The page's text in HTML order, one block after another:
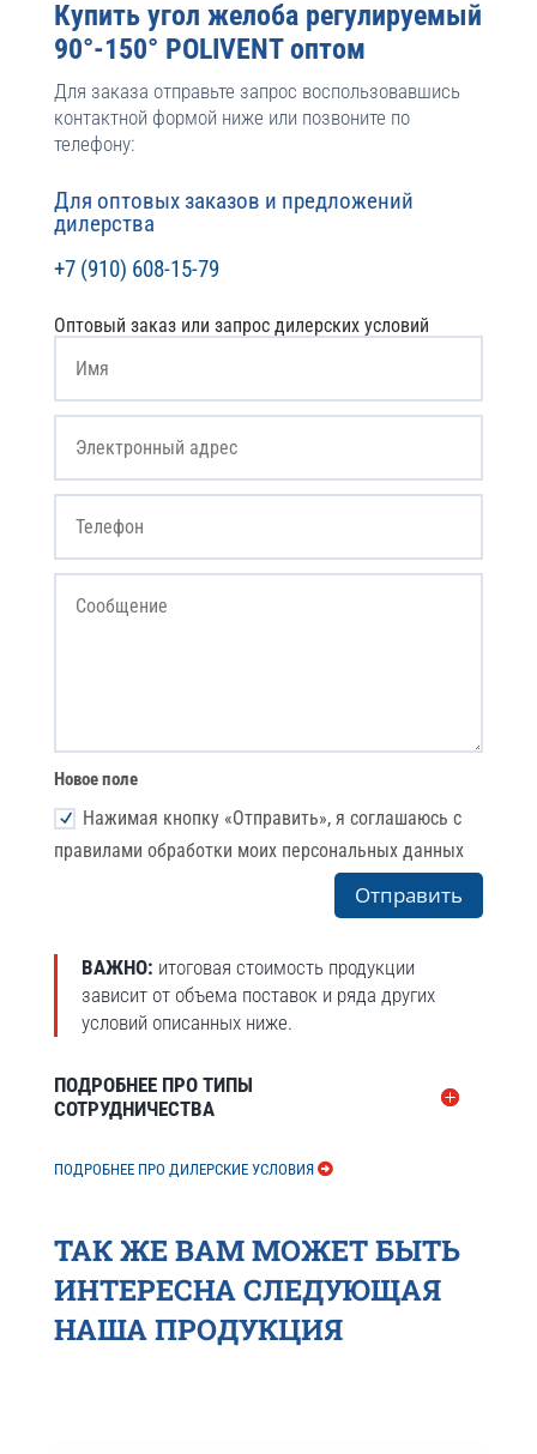
Купить угол желоба регулируемый
90°-150° POLIVENT оптом
Для заказа отправьте запрос воспользовавшись
контактной формой ниже или позвоните по
телефону:
Для оптовых заказов и предложений
дилерства
+7 (910) 608-15-79
Оптовый заказ или запрос дилерских условий
Новое поле
Нажимая кнопку «Отправить», я соглашаюсь с
правилами обработки моих персональных данных
Отправить
ВАЖНО: итоговая стоимость продукции
зависит от объема поставок и ряда других
условий описанных ниже.
ПОДРОБНЕЕ ПРО ТИПЫ
СОТРУДНИЧЕСТВА
ПОДРОБНЕЕ ПРО ДИЛЕРСКИЕ УСЛОВИЯ
ТАК ЖЕ ВАМ МОЖЕТ БЫТЬ
ИНТЕРЕСНА СЛЕДУЮЩАЯ
НАША ПРОДУКЦИЯ